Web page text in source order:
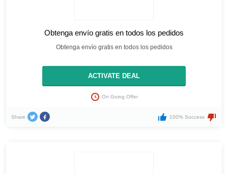
Obtenga envío gratis en todos los pedidos
Obtenga envío gratis en todos los pedidos
ACTIVATE DEAL
On Going Offer
Share 100% Success